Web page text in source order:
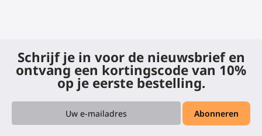
Schrijf je in voor de nieuwsbrief en
ontvang een kortingscode van 10%
op je eerste bestelling.